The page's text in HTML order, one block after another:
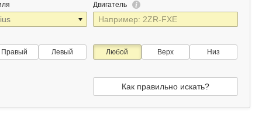
Двигатель
Правый Левый Любой Верх Низ
Как правильно искать?